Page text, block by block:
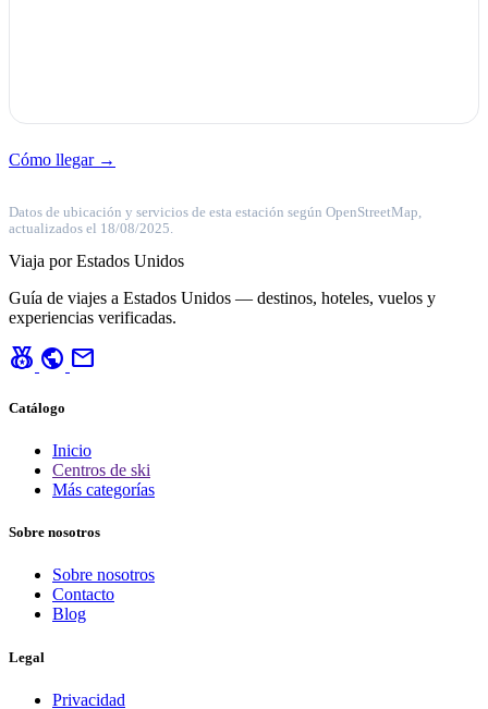
Cómo llegar →
Datos de ubicación y servicios de esta estación según OpenStreetMap,
actualizados el 18/08/2025.
Viaja por Estados Unidos
Guía de viajes a Estados Unidos — destinos, hoteles, vuelos y
experiencias verificadas.
social_leaderboard public mail
Catálogo
Inicio
Centros de ski
Más categorías
Sobre nosotros
Sobre nosotros
Contacto
Blog
Legal
Privacidad